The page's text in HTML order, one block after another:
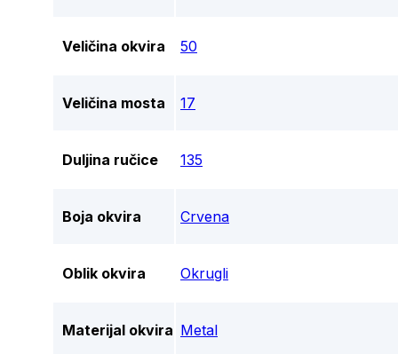
Veličina okvira 50
Veličina mosta 17
Duljina ručice 135
Boja okvira Crvena
Oblik okvira Okrugli
Materijal okvira Metal